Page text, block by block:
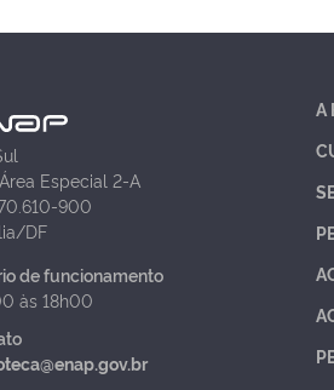
Especial 2-A
900
DF
de funcionamento
às 18h00
A